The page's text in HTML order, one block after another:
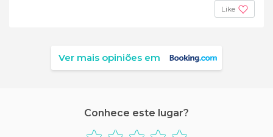
Like
Ver mais opiniões em
Conhece este lugar?